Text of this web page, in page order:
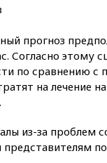
выгоду
ЕС
вчера, 22:59
ресторана
вчера, 22:45
протаранил
прогноз
Согласно этому
по сравнению с
на лечение
из-за проблем